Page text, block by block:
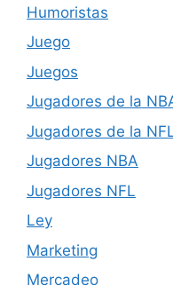
Humoristas
Juego
Juegos
Jugadores de la
Jugadores de la
Jugadores NBA
Jugadores NFL
Ley
Marketing
Mercadeo